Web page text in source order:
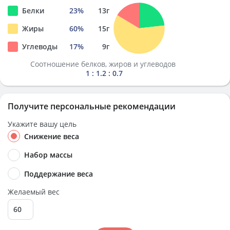
Белки 23% 13г
Жиры
60% 15г
Углеводы
17% 9г
Соотношение белков, жиров и углеводов
1 : 1.2 : 0.7
Получите персональные рекомендации
Укажите вашу цель
Снижение веса
Набор массы
Поддержание веса
Желаемый вес